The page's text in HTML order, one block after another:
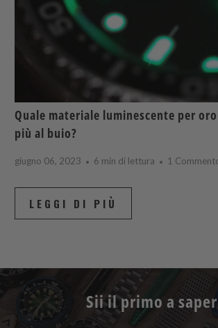
Quale materiale luminescente per
più al buio?
giugno 06, 2023 6 min di lettura 1
LEGGI DI PIÙ
Sii il primo a